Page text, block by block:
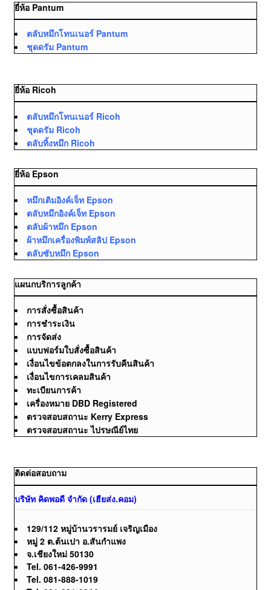
ยี่ห้อ Pantum
ตลับหมึกโทนเนอร์ Pantum
ชุดดรัม Pantum
ยี่ห้อ Ricoh
ตลับหมึกโทนเนอร์ Ricoh
ชุดดรัม Ricoh
ตลับทิ้งหมึก Ricoh
ยี่ห้อ Epson
หมึกเติมอิงค์เจ็ท Epson
ตลับหมึกอิงค์เจ็ท Epson
ตลับผ้าหมึก Epson
ผ้าหมึกเครื่องพิมพ์สลิป Epson
ตลับซับหมึก Epson
แผนกบริการลูกค้า
การสั่งซื้อสินค้า
การชำระเงิน
การจัดส่ง
แบบฟอร์มใบสั่งซื้อสินค้า
เงื่อนไขข้อตกลงในการรับคืนสินค้า
เงื่อนไขการเคลมสินค้า
ทะเบียนการค้า
เครื่องหมาย DBD Registered
ตรวจสอบสถานะ Kerry Express
ตรวจสอบสถานะ ไปรษณีย์ไทย
ติดต่อสอบถาม
บริษัท คิดพอดี จำกัด (เฮียส่ง.คอม)
129/112 หมู่บ้านวรารมย์ เจริญเมือง
หมู่ 2 ต.ต้นเปา อ.สันกำแพง
จ.เชียงใหม่ 50130
Tel. 061-426-9991
Tel. 081-888-1019